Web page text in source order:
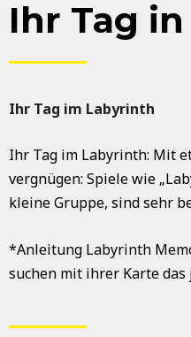
Ihr Tag
Ihr Tag im Labyrinth
Ihr Tag im Labyrinth: Mit
vergnügen: Spiele wie
kleine Gruppe, sind sehr
*Anleitung Labyrinth
suchen mit ihrer Karte das